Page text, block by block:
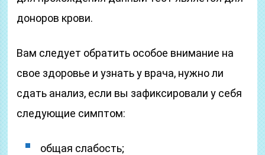
доноров крови.
Вам следует обратить особое внимание на
свое здоровье и узнать у врача, нужно ли
сдать анализ, если вы зафиксировали у себя
следующие симптом:
общая слабость;